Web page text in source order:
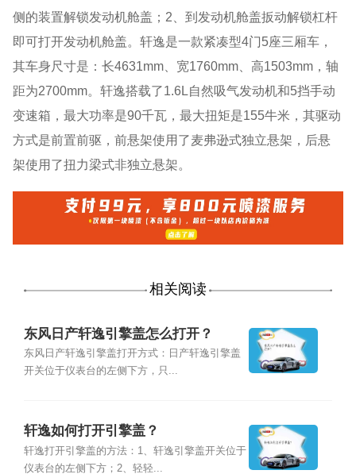
侧的装置解锁发动机舱盖；2、到发动机舱盖扳动解锁杠杆
即可打开发动机舱盖。轩逸是一款紧凑型4门5座三厢车，
其车身尺寸是：长4631mm、宽1760mm、高1503mm，轴
距为2700mm。轩逸搭载了1.6L自然吸气发动机和5挡手动
变速箱，最大功率是90千瓦，最大扭矩是155牛米，其驱动
方式是前置前驱，前悬架使用了麦弗逊式独立悬架，后悬
架使用了扭力梁式非独立悬架。
相关阅读
东风日产轩逸引擎盖怎么打开？
东风日产轩逸引擎盖打开方式：日产轩逸引擎盖
开关位于仪表台的左侧下方，只...
轩逸如何打开引擎盖？
轩逸打开引擎盖的方法：1、轩逸引擎盖开关位于
仪表台的左侧下方；2、轻轻...